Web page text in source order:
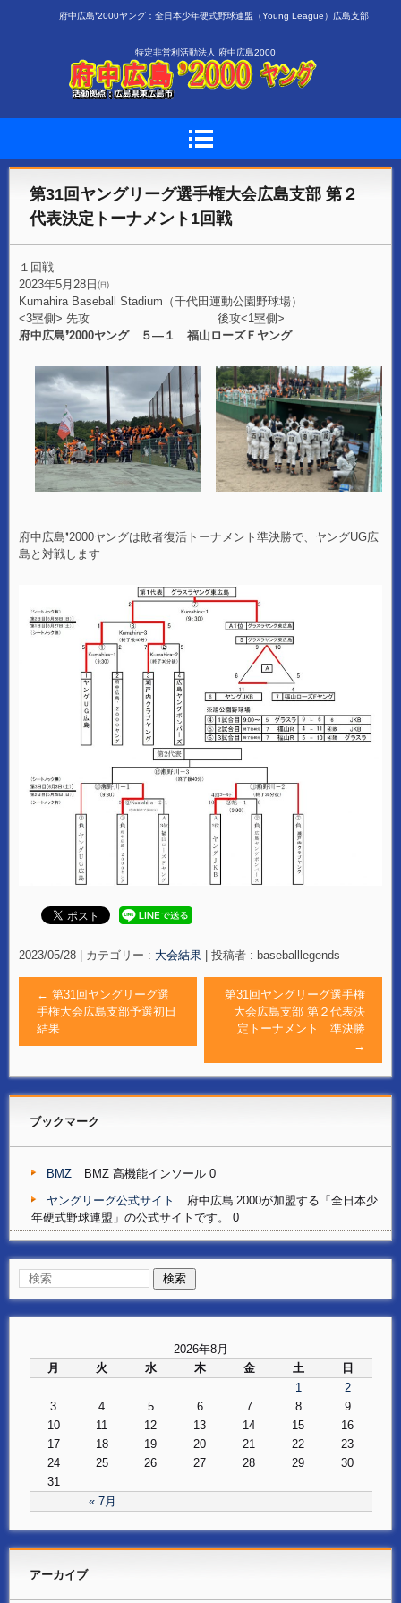
府中広島❜2000ヤング：全日本少年硬式野球連盟（Young League）広島支部
特定非営利活動法人 府中広島2000
第31回ヤングリーグ選手権大会広島支部 第２
代表決定トーナメント1回戦
１回戦
2023年5月28日㈰
Kumahira Baseball Stadium（千代田運動公園野球場）
<3塁側> 先攻 後攻<1塁側>
府中広島❜2000ヤング ５―１ 福山ローズＦヤング
府中広島❜2000ヤングは敗者復活トーナメント準決勝で、ヤングUG広
島と対戦します
2023/05/28 カテゴリー : 大会結果 投稿者 : baseballlegends
← 第31回ヤングリーグ選
手権大会広島支部予選初日
結果
第31回ヤングリーグ選手権
大会広島支部 第２代表決
定トーナメント 準決勝
→
ブックマーク
BMZ
BMZ 高機能インソール 0
ヤングリーグ公式サイト
府中広島’2000が加盟する「全日本少
年硬式野球連盟」の公式サイトです。 0
2026年8月
月
火 水 木 金 土 日
« 7月
1
2
3
4 5 6 7 8
9
10
11 12 13 14 15
16
17
18 19 20 21 22
23
24
25 26 27 28 29
30
31
アーカイブ